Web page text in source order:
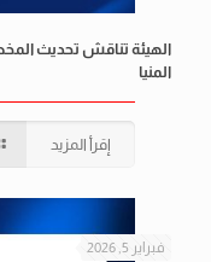
الهيئة تناقش تحديث
المنيا
إقرأ المزيد
فبراير 5, 2026